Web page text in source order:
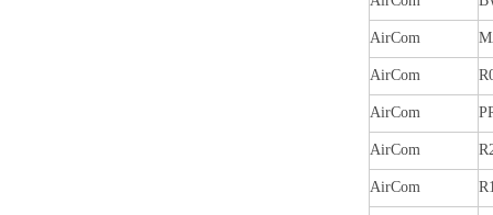
AirCom
AirCom
AirCom
AirCom
AirCom